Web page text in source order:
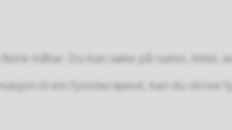
måtar. Du kan søke på namn, tittel,
til ein fysioterapeut, kan du